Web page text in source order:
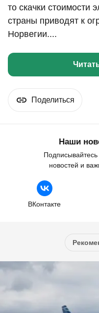
то скачки стоимости
страны приводят к
Норвегии....
Поделиться
Наши
Подписывайтесь
новостей и
ВКонтакте